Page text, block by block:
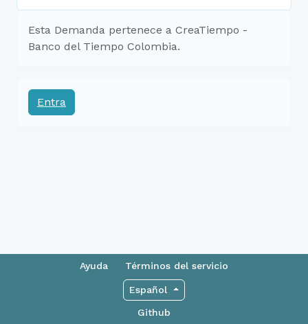
Esta Demanda pertenece a CreaTiempo -
Banco del Tiempo Colombia.
Entra
Ayuda Términos del servicio
Español
Github